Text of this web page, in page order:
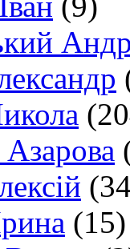
(15)